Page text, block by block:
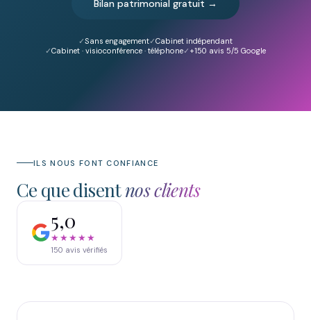
Bilan patrimonial gratuit →
Sans engagement
Cabinet indépendant
Cabinet · visioconférence · téléphone
+150 avis 5/5 Google
ILS NOUS FONT CONFIANCE
Ce que disentnos clients
5,0
★★★★★
150 avis vérifiés